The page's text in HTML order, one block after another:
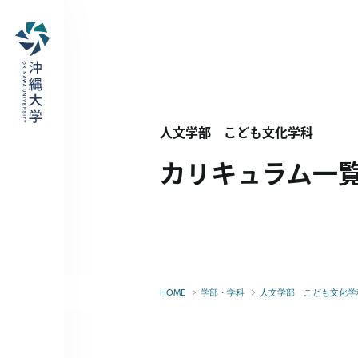
人文学部 こども文化学科
カリキュラム一
HOME 学部・学科 人文学部 こども文化学